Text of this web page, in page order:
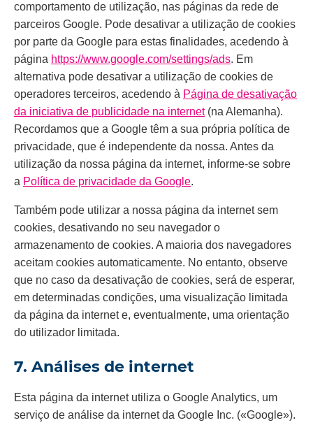
comportamento de utilização, nas páginas da rede de
parceiros Google. Pode desativar a utilização de cookies
por parte da Google para estas finalidades, acedendo à
página https://www.google.com/settings/ads. Em
alternativa pode desativar a utilização de cookies de
operadores terceiros, acedendo à Página de desativação
da iniciativa de publicidade na internet(na Alemanha).
Recordamos que a Google têm a sua própria política de
privacidade, que é independente da nossa. Antes da
utilização da nossa página da internet, informe-se sobre
a Política de privacidade da Google.
Também pode utilizar a nossa página da internet sem
cookies, desativando no seu navegador o
armazenamento de cookies. A maioria dos navegadores
aceitam cookies automaticamente. No entanto, observe
que no caso da desativação de cookies, será de esperar,
em determinadas condições, uma visualização limitada
da página da internet e, eventualmente, uma orientação
do utilizador limitada.
7. Análises de internet
Esta página da internet utiliza o Google Analytics, um
serviço de análise da internet da Google Inc. («Google»).